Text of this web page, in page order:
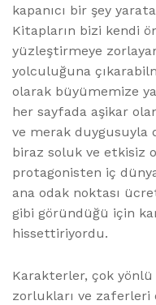
kapanıcı bir şey
Kitapların bizi kendi
yüzleştirmeye
yolculuğuna
olarak büyümemize
her sayfada aşikar
ve merak duygusuyla
biraz soluk ve etkisiz
protagonisten iç
ana odak noktası
gibi göründüğü için
hissettiriyordu.
Karakterler, çok
zorlukları ve zaferleri